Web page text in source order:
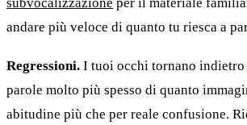
andare più veloce di quanto tu riesca a
Regressioni. I tuoi occhi tornano indietro
parole molto più spesso di quanto
abitudine più che per reale confusione.